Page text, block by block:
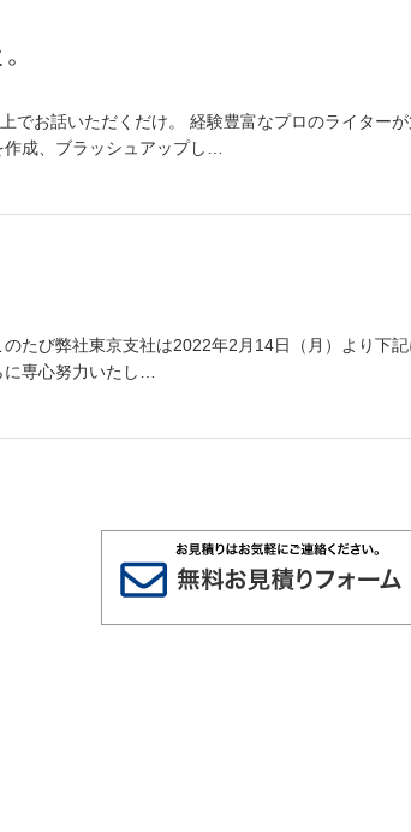
でお話いただくだけ。 経験豊富なプロのライター
成、ブラッシュアップし…
たび弊社東京支社は2022年2月14日（月）より下記
専心努力いたし…